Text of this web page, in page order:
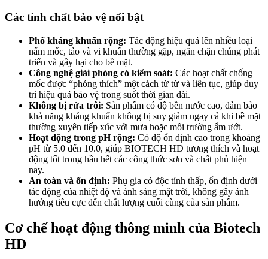
Các tính chất bảo vệ nổi bật
Phổ kháng khuẩn rộng: Tác động hiệu quả lên nhiều loại
nấm mốc, tảo và vi khuẩn thường gặp, ngăn chặn chúng phát
triển và gây hại cho bề mặt.
Công nghệ giải phóng có kiểm soát: Các hoạt chất chống
mốc được “phóng thích” một cách từ từ và liên tục, giúp duy
trì hiệu quả bảo vệ trong suốt thời gian dài.
Không bị rửa trôi: Sản phẩm có độ bền nước cao, đảm bảo
khả năng kháng khuẩn không bị suy giảm ngay cả khi bề mặt
thường xuyên tiếp xúc với mưa hoặc môi trường ẩm ướt.
Hoạt động trong pH rộng: Có độ ổn định cao trong khoảng
pH từ 5.0 đến 10.0, giúp BIOTECH HD tương thích và hoạt
động tốt trong hầu hết các công thức sơn và chất phủ hiện
nay.
An toàn và ổn định: Phụ gia có độc tính thấp, ổn định dưới
tác động của nhiệt độ và ánh sáng mặt trời, không gây ảnh
hưởng tiêu cực đến chất lượng cuối cùng của sản phẩm.
Cơ chế hoạt động thông minh của Biotech
HD